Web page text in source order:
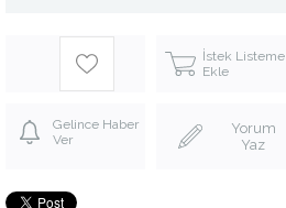
İstek Listeme
Ekle
Gelince Haber
Ver
Yorum
Yaz